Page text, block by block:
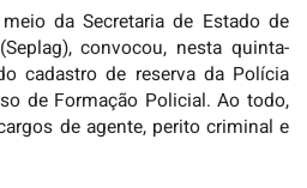
da Secretaria de Estado de
convocou, nesta quinta-
cadastro de reserva da Polícia
de Formação Policial. Ao todo,
de agente, perito criminal e